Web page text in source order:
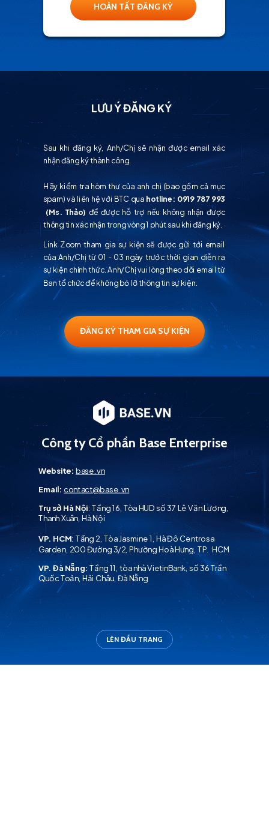
HOÀN TẤT ĐĂNG KÝ
Sau khi đăng ký, Anh/Chị sẽ nhận được email xác
nhận đăng ký thành công.
Hãy kiểm tra hòm thư của anh chị (bao gồm cả mục
spam) và liên hệ với BTC qua hotline: 0919 787 993
(Ms. Thảo) để được hỗ trợ nếu không nhận được
thông tin xác nhận trong vòng 1 phút sau khi đăng ký.
Link Zoom tham gia sự kiện sẽ được gửi tới email
của Anh/Chị từ 01 - 03 ngày trước thời gian diễn ra
sự kiện chính thức. Anh/Chị vui lòng theo dõi email từ
Ban tổ chức để không bỏ lỡ thông tin sự kiện.
Công ty Cổ phần Base Enterprise
Website: base.vn
Email:contact@base.vn
Trụ sở Hà Nội: Tầng 16, Tòa HUD số 37 Lê Văn Lương,
Thanh Xuân, Hà Nội
VP. HCM: Tầng 2, Tòa Jasmine 1, Hà Đô Centrosa
Garden, 200 Đường 3/2, Phường Hoà Hưng, TP. HCM
VP. Đà Nẵng:Tầng 11, tòa nhà VietinBank, số 36 Trần
Quốc Toản, Hải Châu, Đà Nẵng
LÊN ĐẦU TRANG
ĐĂNG KÝ THAM GIA SỰ KIỆN
LƯU Ý ĐĂNG KÝ